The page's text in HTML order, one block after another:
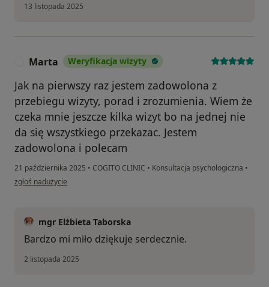
13 listopada 2025
Marta Weryfikacja wizyty
Jak na pierwszy raz jestem zadowolona z
przebiegu wizyty, porad i zrozumienia. Wiem że
czeka mnie jeszcze kilka wizyt bo na jednej nie
da się wszystkiego przekazac. Jestem
zadowolona i polecam
21 października 2025 • COGITO CLINIC • Konsultacja psychologiczna •
w opinii użytkownika Marta
zgłoś nadużycie
mgr Elżbieta Taborska
Bardzo mi miło dziękuje serdecznie.
2 listopada 2025